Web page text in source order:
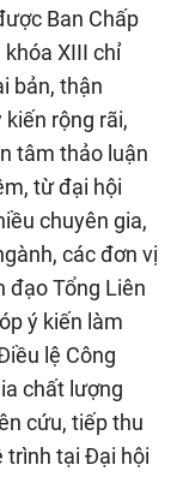
Ban Chấp
XIII chỉ
bản, thận
rộng rãi,
tâm thảo luận
từ đại hội
chuyên gia,
các đơn vị
đạo Tổng Liên
ý kiến làm
lệ Công
chất lượng
cứu, tiếp thu
trình tại Đại hội